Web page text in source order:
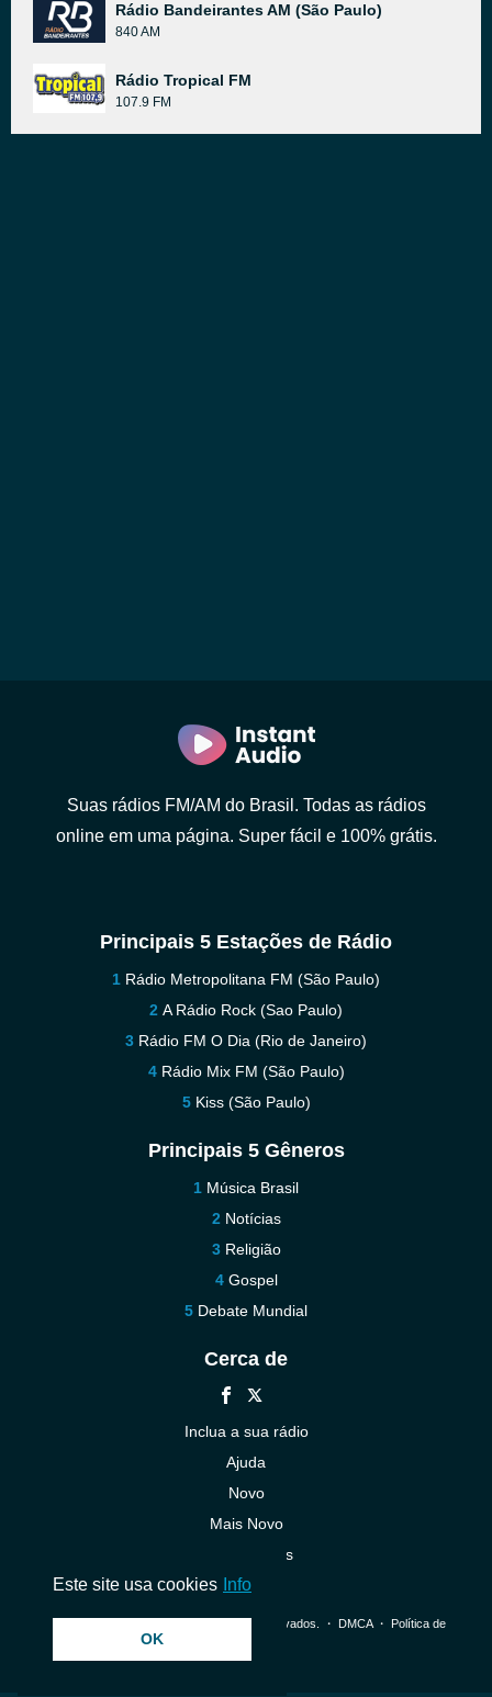
Rádio Bandeirantes AM (São Paulo)
840 AM
Rádio Tropical FM
107.9 FM
Suas rádios FM/AM do Brasil. Todas as rádios
online em uma página. Super fácil e 100% grátis.
Principais 5 Estações de Rádio
Rádio Metropolitana FM (São Paulo)
A Rádio Rock (Sao Paulo)
Rádio FM O Dia (Rio de Janeiro)
Rádio Mix FM (São Paulo)
Kiss (São Paulo)
Principais 5 Gêneros
Música Brasil
Notícias
Religião
Gospel
Debate Mundial
Cerca de
Inclua a sua rádio
Ajuda
Novo
Mais Novo
Contacte-nos
© 2026 InstantAudio. Todos os direitos reservados. ・ DMCA・ Política de
Este site usa cookies Info
OK